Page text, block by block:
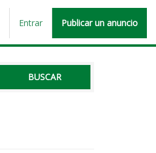
Entrar Publicar un anuncio